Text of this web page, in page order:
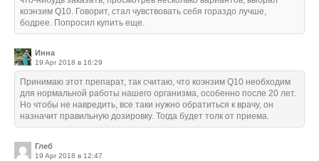
коэнзим Q10. Говорит, стал чувствовать себя гораздо лучше,
бодрее. Попросил купить еще.
Инна
19 Apr 2018 в 16:29
Принимаю этот препарат, так считаю, что коэнзим Q10 необходим
для нормальной работы нашего организма, особенно после 20 лет.
Но чтобы не навредить, все таки нужно обратиться к врачу, он
назначит правильную дозировку. Тогда будет толк от приема.
Глеб
19 Apr 2018 в 12:47